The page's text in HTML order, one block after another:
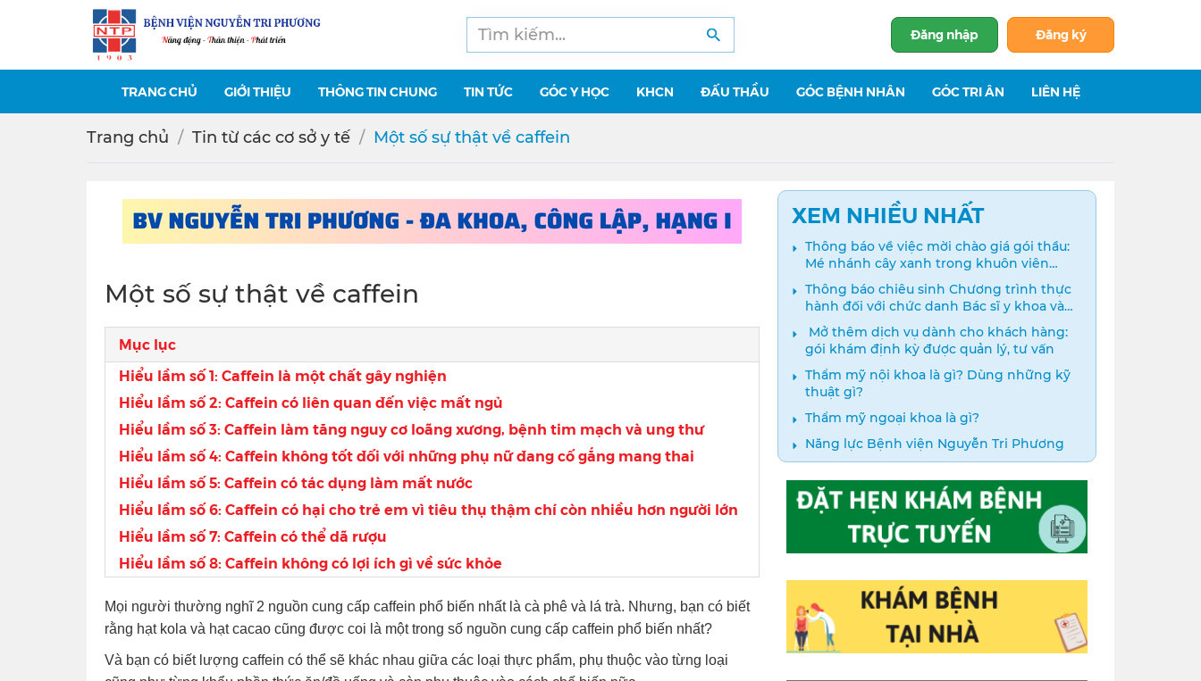
Đăng nhập Đăng ký
TRANG CHỦ GIỚI THIỆU THÔNG TIN CHUNG TIN TỨC GÓC Y HỌC KHCN ĐẤU THẦU GÓC BỆNH NHÂN GÓC TRI ÂN LIÊN HỆ
Trang chủ Tin từ các cơ sở y tế Một số sự thật về caffein
Một số sự thật về caffein
Mục lục
Hiểu lầm số 1: Caffein là một chất gây nghiện
Hiểu lầm số 2: Caffein có liên quan đến việc mất ngủ
Hiểu lầm số 3: Caffein làm tăng nguy cơ loãng xương, bệnh tim mạch và ung thư
Hiểu lầm số 4: Caffein không tốt đối với những phụ nữ đang cố gắng mang thai
Hiểu lầm số 5: Caffein có tác dụng làm mất nước
Hiểu lầm số 6: Caffein có hại cho trẻ em vì tiêu thụ thậm chí còn nhiều hơn người lớn
Hiểu lầm số 7: Caffein có thể dã rượu
Hiểu lầm số 8: Caffein không có lợi ích gì về sức khỏe
Mọi người thường nghĩ 2 nguồn cung cấp caffein phổ biến nhất là cà phê và lá trà. Nhưng, bạn có biết
rằng hạt kola và hạt cacao cũng được coi là một trong số nguồn cung cấp caffein phổ biến nhất?
Và bạn có biết lượng caffein có thể sẽ khác nhau giữa các loại thực phẩm, phụ thuộc vào từng loại
XEM NHIỀU NHẤT
Thông báo về việc mời chào giá gói thầu:
Mé nhánh cây xanh trong khuôn viên
bệnh viện
Thông báo chiêu sinh Chương trình thực
hành đối với chức danh Bác sĩ y khoa và
Điều dưỡng năm 2024
️ Mở thêm dịch vụ dành cho khách hàng:
gói khám định kỳ được quản lý, tư vấn
Thẩm mỹ nội khoa là gì? Dùng những kỹ
thuật gì?
Thẩm mỹ ngoại khoa là gì?
Năng lực Bệnh viện Nguyễn Tri Phương